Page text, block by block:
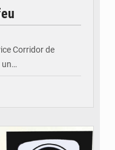
Corridor de
un…